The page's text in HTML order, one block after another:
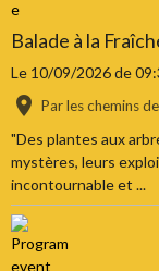
Balade à la
Le 10/09/2026de
Par les chemins
"Des plantes aux
mystères, leurs
incontournable et ...